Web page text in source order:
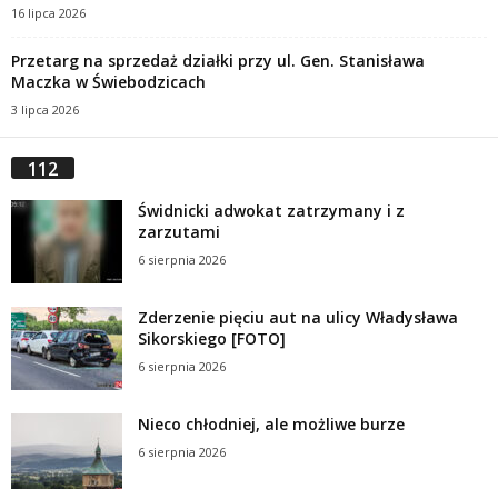
16 lipca 2026
Przetarg na sprzedaż działki przy ul. Gen. Stanisława
Maczka w Świebodzicach
3 lipca 2026
112
Świdnicki adwokat zatrzymany i z
zarzutami
6 sierpnia 2026
Zderzenie pięciu aut na ulicy Władysława
Sikorskiego [FOTO]
6 sierpnia 2026
Nieco chłodniej, ale możliwe burze
6 sierpnia 2026